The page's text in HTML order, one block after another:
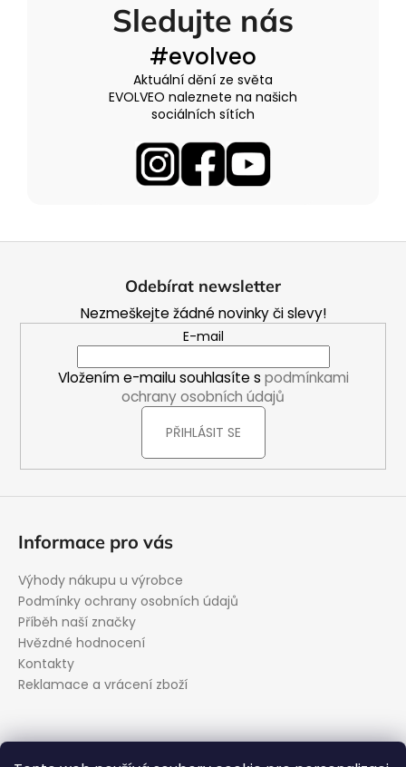
Sledujte nás
#evolveo
Aktuální dění ze světa
EVOLVEO naleznete na našich
sociálních sítích
Odebírat newsletter
Nezmeškejte žádné novinky či slevy!
E-mail
Vložením e-mailu souhlasíte s podmínkami
ochrany osobních údajů
PŘIHLÁSIT SE
Informace pro vás
Výhody nákupu u výrobce
Podmínky ochrany osobních údajů
Příběh naší značky
Hvězdné hodnocení
Kontakty
Reklamace a vrácení zboží